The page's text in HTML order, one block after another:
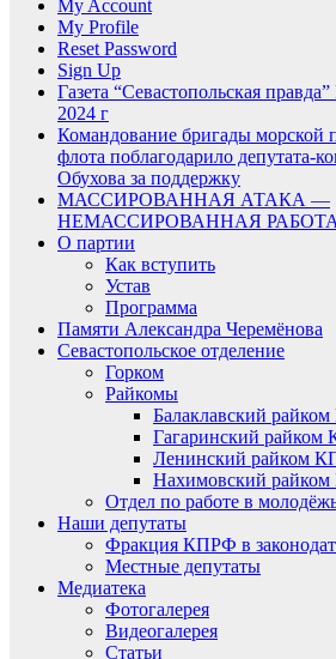
My Account
My Profile
Reset Password
Sign Up
Газета “Севастопольская
2024 г
Командование бригады морской
флота поблагодарило депутата-
Обухова за поддержку
МАССИРОВАННАЯ АТАКА —
НЕМАССИРОВАННАЯ
О партии
Как вступить
Устав
Программа
Памяти Александра Черемёнова
Севастопольское отделение
Горком
Райкомы
Балаклавский
Гагаринский
Ленинский райком
Нахимовский
Отдел по работе в
Наши депутаты
Фракция КПРФ в
Местные депутаты
Медиатека
Фотогалерея
Видеогалерея
Статьи